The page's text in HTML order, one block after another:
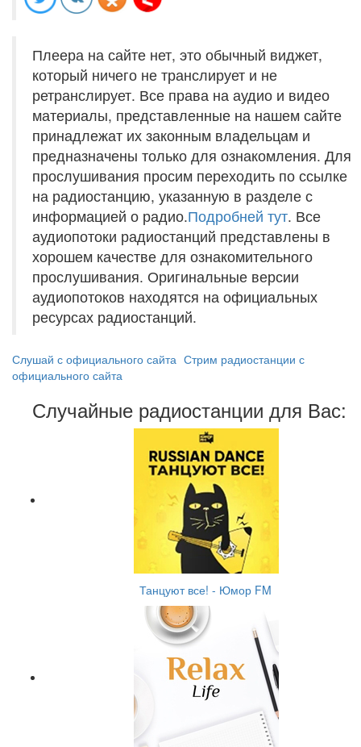
Плеера на сайте нет, это обычный виджет,
который ничего не транслирует и не
ретранслирует. Все права на аудио и видео
материалы, представленные на нашем сайте
принадлежат их законным владельцам и
предназначены только для ознакомления. Для
прослушивания просим переходить по ссылке
на радиостанцию, указанную в разделе с
информацией о радио.Подробней тут. Все
аудиопотоки радиостанций представлены в
хорошем качестве для ознакомительного
прослушивания. Оригинальные версии
аудиопотоков находятся на официальных
ресурсах радиостанций.
Слушай с официального сайта Стрим радиостанции с
официального сайта
Случайные радиостанции для Вас:
Танцуют все! - Юмор FM